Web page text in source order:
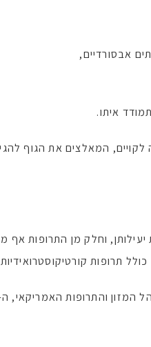
אבסורדיים,
איתו.
המאלצים את הגוף
וחלק מן התרופות אף
תרופות